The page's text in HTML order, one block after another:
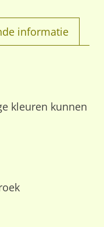
informatie
kleuren kunnen